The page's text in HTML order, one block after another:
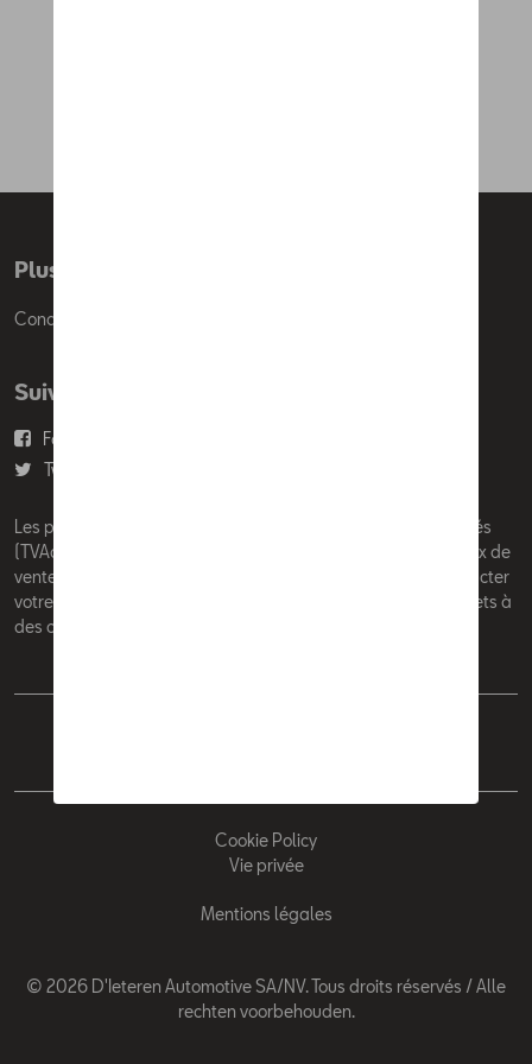
Plus d'informations
Conditions de vente
Suivez nous
Facebook
Twitter
Les prix affichés sur le présent site sont des prix recommandés
(TVAc), hors éventuels frais de montage. Pour connaitre le prix de
vente actuel et les éventuels frais de montage, veuillez contacter
votre concessionnaire/agent. Les prix recommandés sont sujets à
des changements sans préavis.
Mentions légales
Cookie Policy
Vie privée
© 2026 D'Ieteren Automotive SA/NV. Tous droits réservés / Alle
rechten voorbehouden.